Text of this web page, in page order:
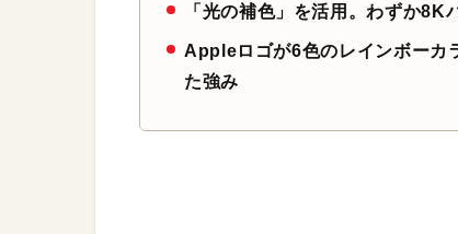
「光の補色」を活用。わずか
Appleロゴが6色のレインボーカ
た強み